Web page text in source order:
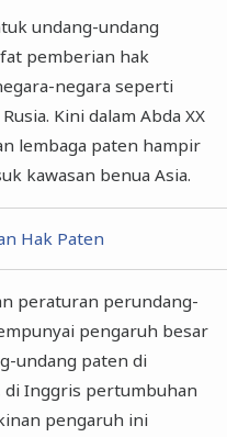
undang-undang
pemberian hak
negara seperti
Kini dalam Abda XX
lembaga paten hampir
kawasan benua Asia.
Hak Paten
peraturan perundang-
pengaruh besar
undang paten di
di Inggris pertumbuhan
pengaruh ini